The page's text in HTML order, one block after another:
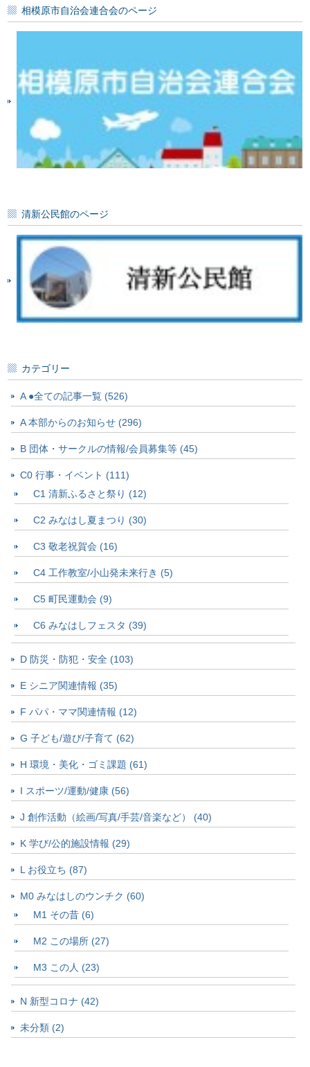
相模原市自治会連合会のページ
清新公民館のページ
カテゴリー
A ●全ての記事一覧 (526)
A 本部からのお知らせ (296)
B 団体・サークルの情報/会員募集等 (45)
C0 行事・イベント (111)
C1 清新ふるさと祭り (12)
C2 みなはし夏まつり (30)
C3 敬老祝賀会 (16)
C4 工作教室/小山発未来行き (5)
C5 町民運動会 (9)
C6 みなはしフェスタ (39)
D 防災・防犯・安全 (103)
E シニア関連情報 (35)
F パパ・ママ関連情報 (12)
G 子ども/遊び/子育て (62)
H 環境・美化・ゴミ課題 (61)
I スポーツ/運動/健康 (56)
J 創作活動（絵画/写真/手芸/音楽など） (40)
K 学び/公的施設情報 (29)
L お役立ち (87)
M0 みなはしのウンチク (60)
M1 その昔 (6)
M2 この場所 (27)
M3 この人 (23)
N 新型コロナ (42)
未分類 (2)